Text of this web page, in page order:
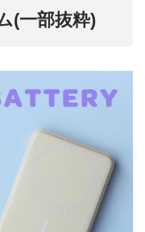
(一部抜粋)